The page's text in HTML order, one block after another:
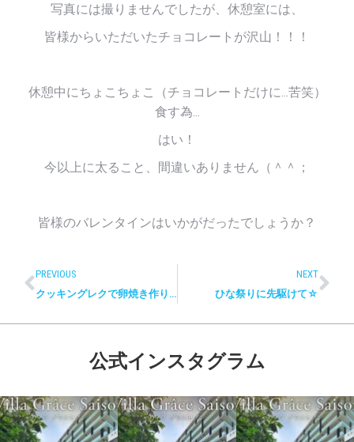
写真には撮りませんでしたが、休憩室には、
皆様からいただいたチョコレートが沢山！！！
休憩中にちょこちょこ（チョコレートだけに…苦笑）
食す為…
はい！
今以上に太ること、間違いありません（＾＾；
皆様のバレンタインはいかがだったでしょうか？
PREVIOUS
クッキングレクで卵焼き作り☆
NEXT
ひな祭りに先駆けて☆
公式インスタグラム